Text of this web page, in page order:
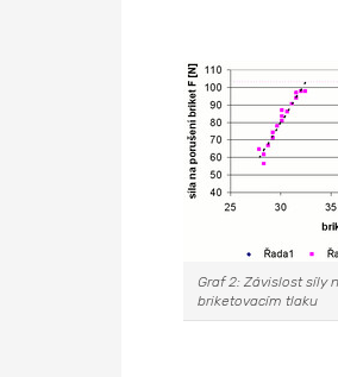
Graf 2: Závislost síly
briketovacím tlaku